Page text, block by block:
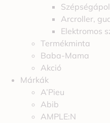
Arcroller,
Elektromos
Termékminta
Baba-Mama
Akció
Márkák
A’Pieu
Abib
AMPLE:N